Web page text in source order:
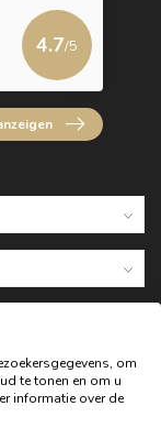
4.7/5
om
te tonen en om u
informatie over de